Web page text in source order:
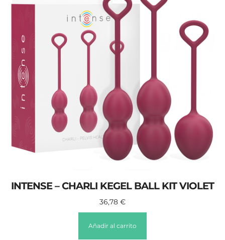
INTENSE – CHARLI KEGEL BALL KIT VIOLET
36,78 €
Añadir al carrito